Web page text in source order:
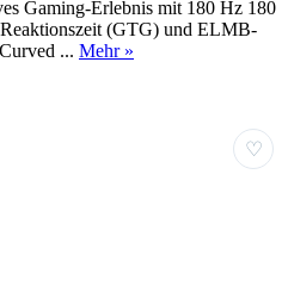
Gaming-Erlebnis mit 180 Hz 180
(GTG) und ELMB-
... Mehr »
♡